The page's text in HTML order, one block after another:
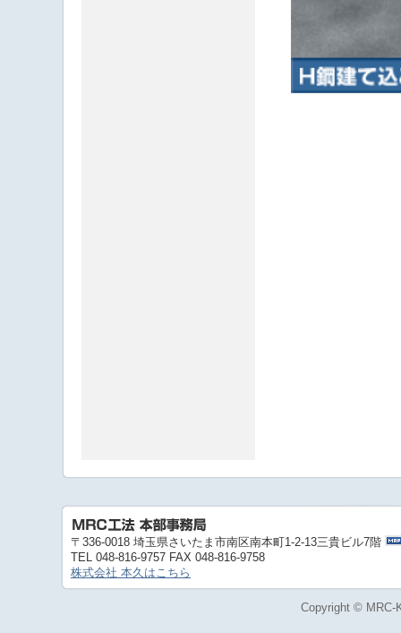
〒336-0018 埼玉県さいたま市南区南本町1-2-13三貴ビル7階
TEL 048-816-9757 FAX 048-816-9758
株式会社 本久はこちら
Copyright © MRC-